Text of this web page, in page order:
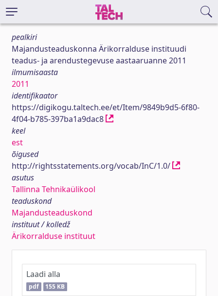
pealkiri
Majandusteaduskonna Ärikorralduse instituudi
teadus- ja arendustegevuse aastaaruanne 2011
ilmumisaasta
2011
identifikaator
https://digikogu.taltech.ee/et/Item/9849b9d5-6f80-
4f04-b785-397ba1a9dac8
keel
est
õigused
http://rightsstatements.org/vocab/InC/1.0/
asutus
Tallinna Tehnikaülikool
teaduskond
Majandusteaduskond
instituut / kolledž
Ärikorralduse instituut
Laadi alla
pdf 155 KB